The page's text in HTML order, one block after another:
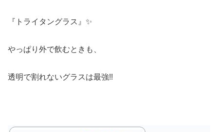
『トライタングラス』✨
やっぱり外で飲むときも、
透明で割れないグラスは最強!!